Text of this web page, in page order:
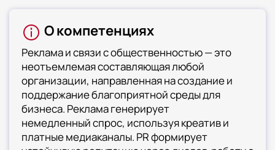
методикой составления детального медиа-плана
и бюджета кампании. Будете организовывать
партнерские программы и мероприятия B2B-
сегмента, сможете проводить антикризисный
аудит рекламных материалов и публичных
высказываний. Научитесь создавать
редакционный план и контент-стратегию для
корпоративных медиа
О компетенциях
Реклама и связи с общественностью — это
неотъемлемая составляющая любой
организации, направленная на создание и
поддержание благоприятной среды для
бизнеса. Реклама генерирует
немедленный спрос, используя креатив и
платные медиаканалы. PR формирует